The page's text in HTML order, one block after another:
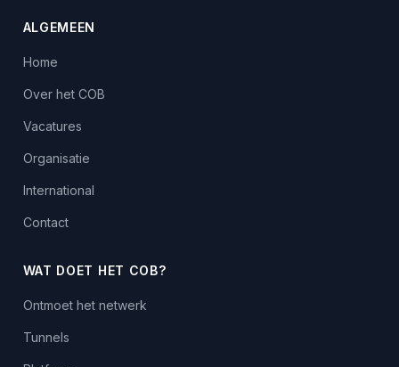
ALGEMEEN
Home
Over het COB
Vacatures
Organisatie
International
Contact
WAT DOET HET COB?
Ontmoet het netwerk
Tunnels